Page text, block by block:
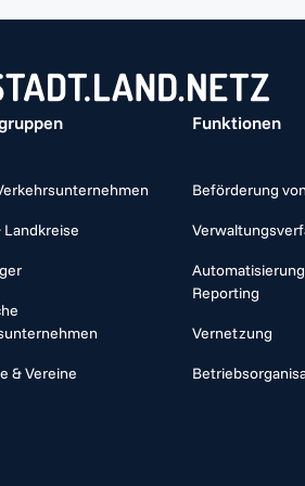
Landkreise
& Vereine
Funktionen
Beförderung
Reporting
Vernetzung